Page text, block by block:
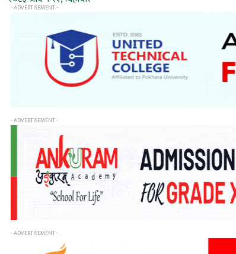
- ADVERTISEMENT -
- ADVERTISEMENT -
- ADVERTISEMENT -